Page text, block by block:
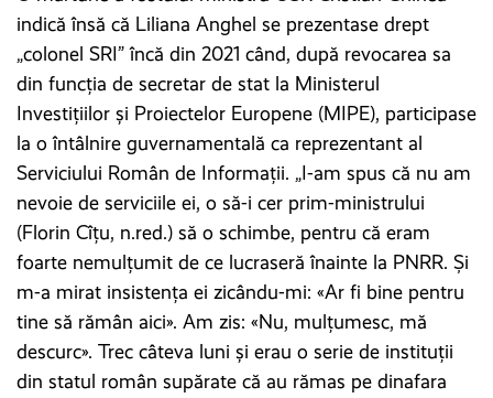
indică însă că Liliana Anghel se prezentase drept
„colonel SRI” încă din 2021 când, după revocarea sa
din funcția de secretar de stat la Ministerul
Investițiilor și Proiectelor Europene (MIPE), participase
la o întâlnire guvernamentală ca reprezentant al
Serviciului Român de Informații. „I-am spus că nu am
nevoie de serviciile ei, o să-i cer prim-ministrului
(Florin Cîțu, n.red.) să o schimbe, pentru că eram
foarte nemulțumit de ce lucraseră înainte la PNRR. Și
m-a mirat insistența ei zicându-mi: «Ar fi bine pentru
tine să rămân aici». Am zis: «Nu, mulțumesc, mă
descurc». Trec câteva luni și erau o serie de instituții
din statul român supărate că au rămas pe dinafara